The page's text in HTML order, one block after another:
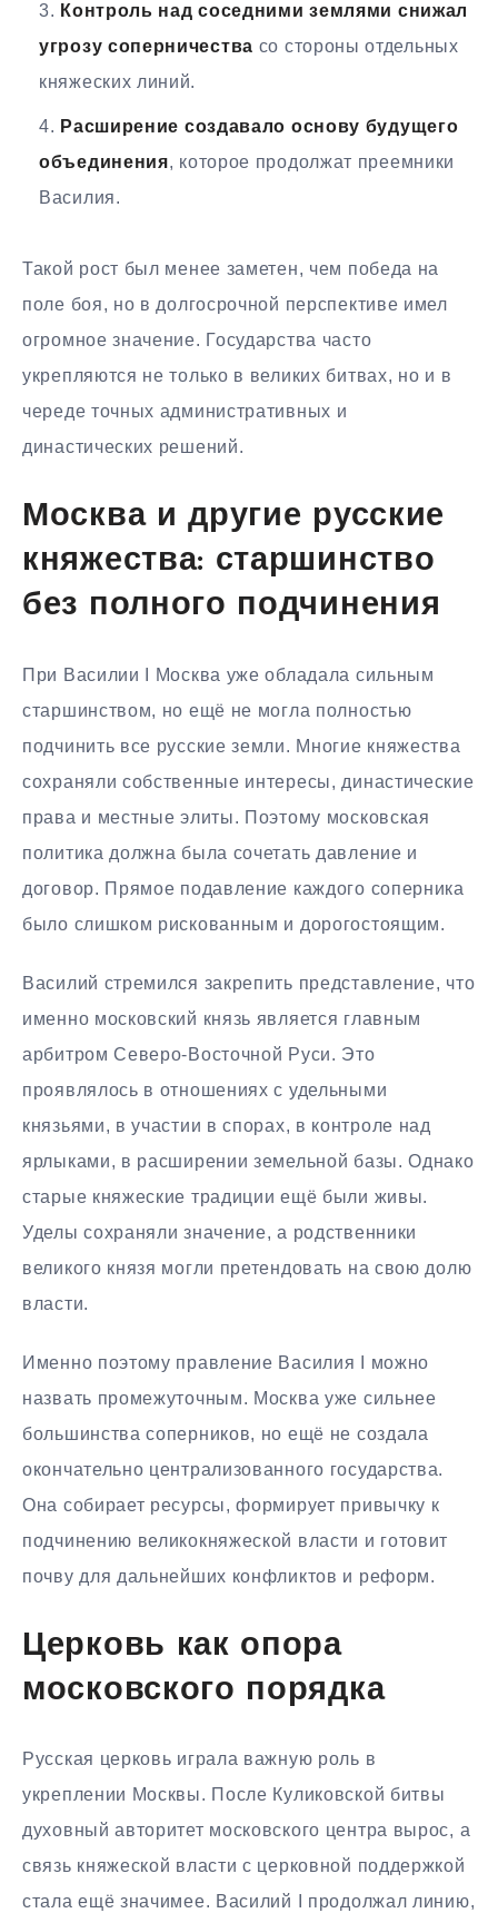
Контроль над соседними землями снижал
угрозу соперничества со стороны отдельных
княжеских линий.
Расширение создавало основу будущего
объединения, которое продолжат преемники
Василия.
Такой рост был менее заметен, чем победа на
поле боя, но в долгосрочной перспективе имел
огромное значение. Государства часто
укрепляются не только в великих битвах, но и в
череде точных административных и
династических решений.
Москва и другие русские
княжества: старшинство
без полного подчинения
При Василии I Москва уже обладала сильным
старшинством, но ещё не могла полностью
подчинить все русские земли. Многие княжества
сохраняли собственные интересы, династические
права и местные элиты. Поэтому московская
политика должна была сочетать давление и
договор. Прямое подавление каждого соперника
было слишком рискованным и дорогостоящим.
Василий стремился закрепить представление, что
именно московский князь является главным
арбитром Северо-Восточной Руси. Это
проявлялось в отношениях с удельными
князьями, в участии в спорах, в контроле над
ярлыками, в расширении земельной базы. Однако
старые княжеские традиции ещё были живы.
Уделы сохраняли значение, а родственники
великого князя могли претендовать на свою долю
власти.
Именно поэтому правление Василия I можно
назвать промежуточным. Москва уже сильнее
большинства соперников, но ещё не создала
окончательно централизованного государства.
Она собирает ресурсы, формирует привычку к
подчинению великокняжеской власти и готовит
почву для дальнейших конфликтов и реформ.
Церковь как опора
московского порядка
Русская церковь играла важную роль в
укреплении Москвы. После Куликовской битвы
духовный авторитет московского центра вырос, а
связь княжеской власти с церковной поддержкой
стала ещё значимее. Василий I продолжал линию,